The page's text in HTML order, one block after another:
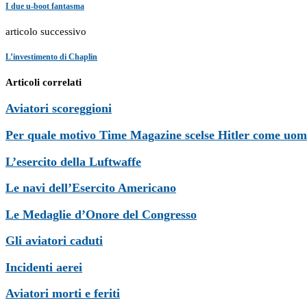
I due u-boot fantasma
articolo successivo
L’investimento di Chaplin
Articoli correlati
Aviatori scoreggioni
Per quale motivo Time Magazine scelse Hitler come
L’esercito della Luftwaffe
Le navi dell’Esercito Americano
Le Medaglie d’Onore del Congresso
Gli aviatori caduti
Incidenti aerei
Aviatori morti e feriti